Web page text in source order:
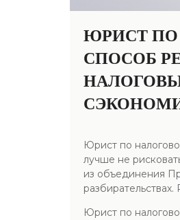
ЮРИСТ ПО
СПОСОБ
Юрист по
лучше не
из объединения
Юрист по